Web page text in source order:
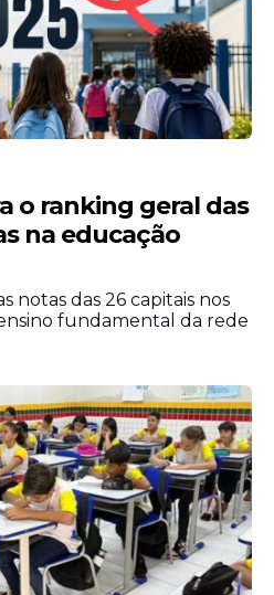
o ranking geral das
na educação
notas das 26 capitais nos
fundamental da rede